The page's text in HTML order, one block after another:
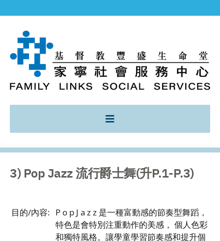
3) Pop Jazz 流行爵士舞(升P.1-P.3)
目的/內容: P o p J a z z 是一種富動感的節奏型舞蹈，
特色是會特別注重動作的美感， 個人色彩
和獨特風格。讓學童學習節奏感和提升個